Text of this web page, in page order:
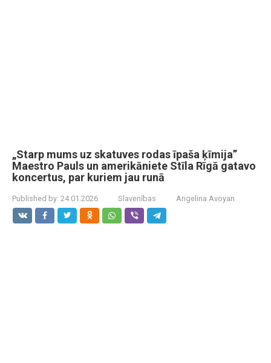
„Starp mums uz skatuves rodas īpaša ķīmija”
Maestro Pauls un amerikāniete Stīla Rīgā gatavo
koncertus, par kuriem jau runā
Published by: 24.01.2026 Slavenības Angelina Avoyan